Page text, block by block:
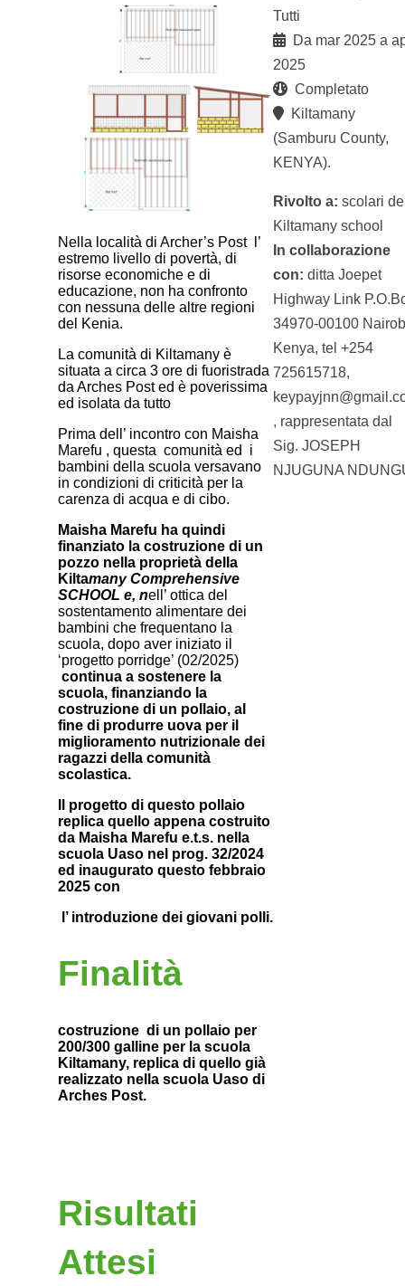
Nella località di Archer’s Post l’
estremo livello di povertà, di
risorse economiche e di
educazione, non ha confronto
con nessuna delle altre regioni
del Kenia.
La comunità di Kiltamany è
situata a circa 3 ore di fuoristrada
da Arches Post ed è poverissima
ed isolata da tutto
Prima dell’ incontro con Maisha
Marefu , questa comunità ed i
bambini della scuola versavano
in condizioni di criticità per la
carenza di acqua e di cibo.
Maisha Marefu ha quindi
finanziato la costruzione di un
pozzo nella proprietà della
Kiltamany Comprehensive
SCHOOL e, nell’ ottica del
sostentamento alimentare dei
bambini che frequentano la
scuola, dopo aver iniziato il
‘progetto porridge’ (02/2025)
continua a sostenere la
scuola, finanziando la
costruzione di un pollaio, al
fine di produrre uova per il
miglioramento nutrizionale dei
ragazzi della comunità
scolastica.
Il progetto di questo pollaio
replica quello appena costruito
da Maisha Marefu e.t.s. nella
scuola Uaso nel prog. 32/2024
ed inaugurato questo febbraio
2025 con
l’ introduzione dei giovani polli.
Finalità
costruzione di un pollaio per
200/300 galline per la scuola
Kiltamany, replica di quello già
realizzato nella scuola Uaso di
Arches Post.
Risultati
Attesi
Tutti
Da mar 2025 a
2025
Completato
Kiltamany
(Samburu County,
KENYA).
Rivolto a: scolari
Kiltamany school
In collaborazione
con: ditta Joepet
Highway Link
34970-00100
Kenya, tel +254
725615718,
, rappresentata dal
Sig. JOSEPH
NJUGUNA